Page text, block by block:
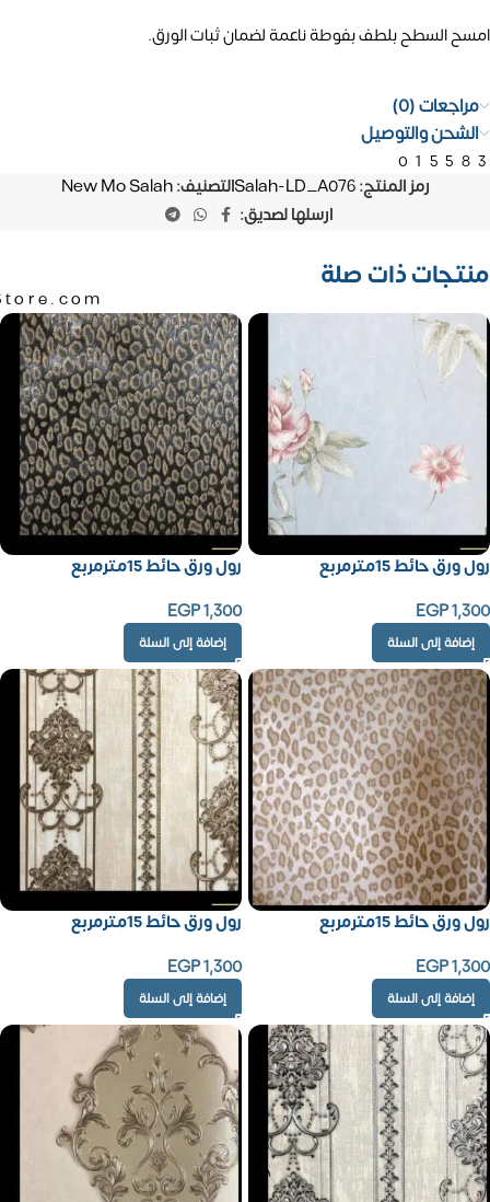
امسح السطح بلطف بفوطة ناعمة لضمان ثبات الورق.
مراجعات (0)
الشحن والتوصيل
رمز المنتج:Salah-LD_A076التصنيف:New Mo Salah
ارسلها لصديق:
منتجات ذات صلة
رول ورق حائط 15مترمربع
EGP1,300
إضافة إلى السلة
رول ورق حائط 15مترمربع
EGP1,300
إضافة إلى السلة
رول ورق حائط 15مترمربع
EGP1,300
إضافة إلى السلة
رول ورق حائط 15مترمربع
EGP1,300
إضافة إلى السلة